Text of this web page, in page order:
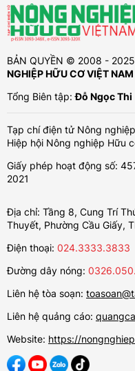
BẢN QUYỀN © 2008 - 2025
NGHIỆP HỮU CƠ VIỆT NAM
Tổng Biên tập:Đỗ Ngọc Thi
Tạp chí điện tử Nông
Hiệp hội Nông nghiệp Hữu
Giấy phép hoạt động số:
2021
Địa chỉ: Tầng 8, Cung Trí
Thuyết, Phường Cầu Giấy,
Điện thoại: 024.3333.3833
Đường dây nóng:
Liên hệ tòa soạn:
Liên hệ quảng cáo:
Website: https://